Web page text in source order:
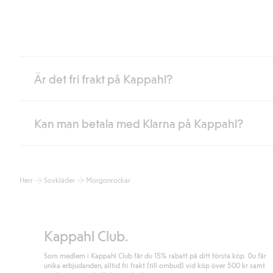
Är det fri frakt på Kappahl?
Är du medlem i Kappahl Club har du alltid gratis frakt till butik
Läs mer
Kan man betala med Klarna på Kappahl?
klicka på "Slutför köp" godkänner du Kappahls allmänna villkor.
Herr Sovkläder Morgonrockar
Kappahl Club.
Som medlem i Kappahl Club får du 15% rabatt på ditt första köp. Du får
unika erbjudanden, alltid fri frakt (till ombud) vid köp över 500 kr samt